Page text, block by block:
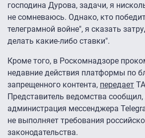
господина Дурова, задачи, я
не сомневаюсь. Однако, кто
телеграмной войне", я сказать
делать какие-либо ставки".
Кроме того, в Роскомнадзоре
недавние действия платформы по
запрещенного контента, передает
Представитель ведомства сообщил,
администрация мессенджера
не выполняет требования
законодательства.